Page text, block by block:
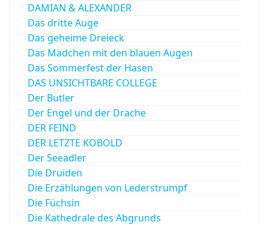
DAMIAN & ALEXANDER
Das dritte Auge
Das geheime Dreieck
Das Mädchen mit den blauen Augen
Das Sommerfest der Hasen
DAS UNSICHTBARE COLLEGE
Der Butler
Der Engel und der Drache
DER FEIND
DER LETZTE KOBOLD
Der Seeadler
Die Druiden
Die Erzählungen von Lederstrumpf
Die Füchsin
Die Kathedrale des Abgrunds